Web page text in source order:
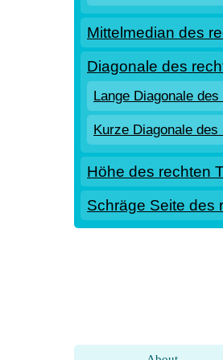
Mittelmedian des
Diagonale des
Lange Diagonale
Kurze Diagonale
Höhe des rechten
Schräge Seite des